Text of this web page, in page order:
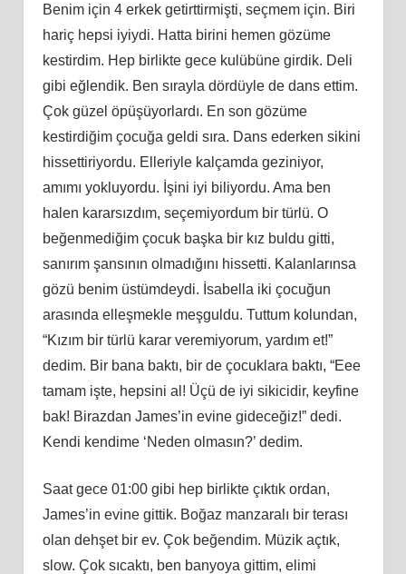
Benim için 4 erkek getirttirmişti, seçmem için. Biri
hariç hepsi iyiydi. Hatta birini hemen gözüme
kestirdim. Hep birlikte gece kulübüne girdik. Deli
gibi eğlendik. Ben sırayla dördüyle de dans ettim.
Çok güzel öpüşüyorlardı. En son gözüme
kestirdiğim çocuğa geldi sıra. Dans ederken sikini
hissettiriyordu. Elleriyle kalçamda geziniyor,
amımı yokluyordu. İşini iyi biliyordu. Ama ben
halen kararsızdım, seçemiyordum bir türlü. O
beğenmediğim çocuk başka bir kız buldu gitti,
sanırım şansının olmadığını hissetti. Kalanlarınsa
gözü benim üstümdeydi. İsabella iki çocuğun
arasında elleşmekle meşguldu. Tuttum kolundan,
“Kızım bir türlü karar veremiyorum, yardım et!”
dedim. Bir bana baktı, bir de çocuklara baktı, “Eee
tamam işte, hepsini al! Üçü de iyi sikicidir, keyfine
bak! Birazdan James’in evine gideceğiz!” dedi.
Kendi kendime ‘Neden olmasın?’ dedim.
Saat gece 01:00 gibi hep birlikte çıktık ordan,
James’in evine gittik. Boğaz manzaralı bir terası
olan dehşet bir ev. Çok beğendim. Müzik açtık,
slow. Çok sıcaktı, ben banyoya gittim, elimi